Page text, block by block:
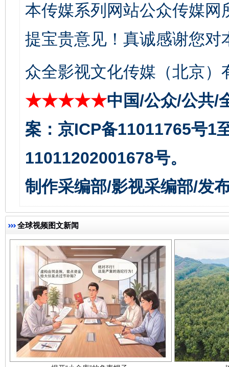
本传媒系列网站公众传媒
提宝贵意见！真诚感谢您
众全影视文化传媒（北京）
★★★★★中国/公众/公共/
案：京ICP备11011765号1
11011202001678号。
制作采编部/影视采编部/发
全球视频图文新闻
东山县通报“牛蛙产品抗生素超标问题” 法
千年窑火 生生不息
揭开“小金库”的免责幌子